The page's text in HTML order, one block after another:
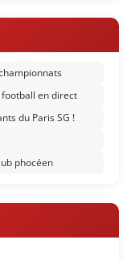
en direct
du Paris SG !
phocéen